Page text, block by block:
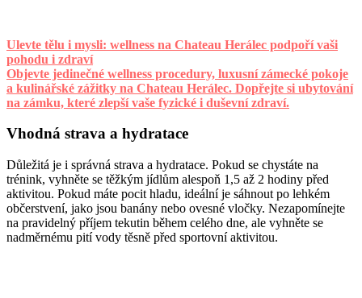
Ulevte tělu i mysli: wellness na Chateau Herálec podpoří vaši
pohodu i zdraví
Objevte jedinečné wellness procedury, luxusní zámecké pokoje
a kulinářské zážitky na Chateau Herálec. Dopřejte si ubytování
na zámku, které zlepší vaše fyzické i duševní zdraví.
Vhodná strava a hydratace
Důležitá je i správná strava a hydratace. Pokud se chystáte na
trénink, vyhněte se těžkým jídlům alespoň 1,5 až 2 hodiny před
aktivitou. Pokud máte pocit hladu, ideální je sáhnout po lehkém
občerstvení, jako jsou banány nebo ovesné vločky. Nezapomínejte
na pravidelný příjem tekutin během celého dne, ale vyhněte se
nadměrnému pití vody těsně před sportovní aktivitou.